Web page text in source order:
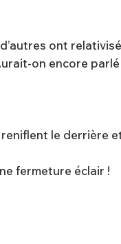
d’autres ont
on encore
le derrière
fermeture éclair !